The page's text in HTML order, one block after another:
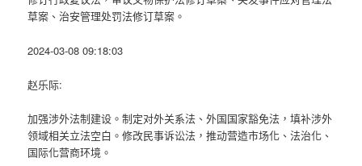
草案、治安管理处罚法修订草案。
2024-03-08 09:18:03
赵乐际:
加强涉外法制建设。制定对外关系法、外国国家豁免法，填补涉外
领域相关立法空白。修改民事诉讼法，推动营造市场化、法治化、
国际化营商环境。